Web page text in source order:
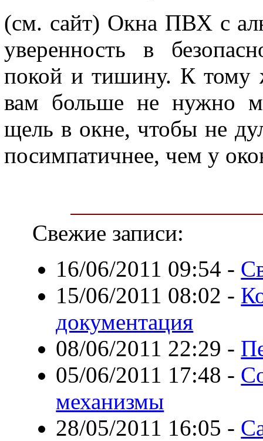
(см. сайт) Окна ПВХ с
уверенность в
покой и тишину. К тому
вам больше не нужно
щель в окне, чтобы не
посимпатичнее, чем у
Свежие записи:
16/06/2011 09:54 -
15/06/2011 08:02 -
документация
08/06/2011 22:29 -
05/06/2011 17:48 -
механизмы
28/05/2011 16:05 -